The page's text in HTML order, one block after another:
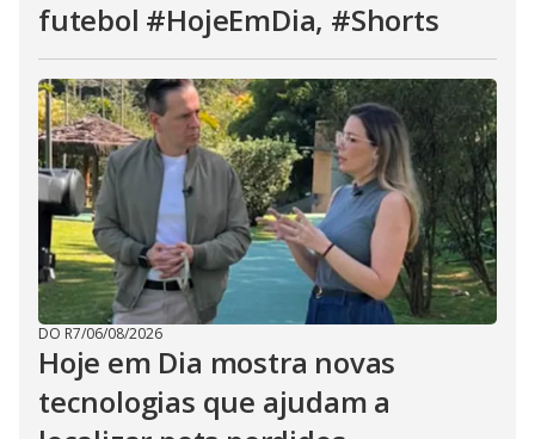
futebol #HojeEmDia, #Shorts
DO R7/06/08/2026
Hoje em Dia mostra novas
tecnologias que ajudam a